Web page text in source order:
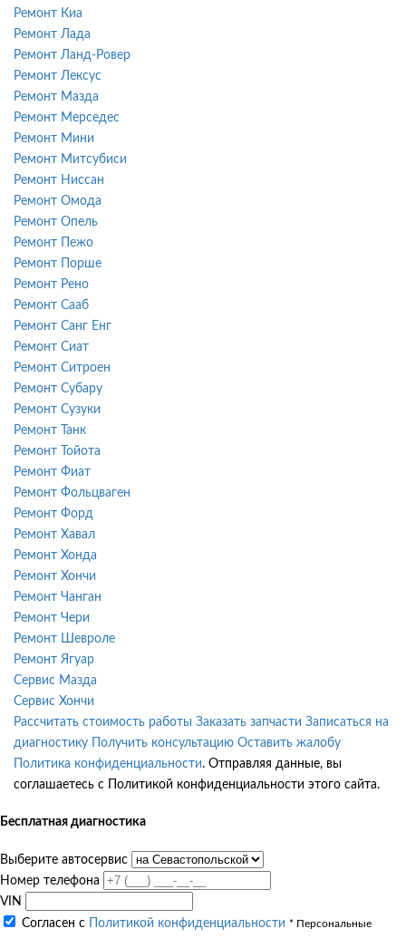
Ремонт Киа
Ремонт Лада
Ремонт Ланд-Ровер
Ремонт Лексус
Ремонт Мазда
Ремонт Мерседес
Ремонт Мини
Ремонт Митсубиси
Ремонт Ниссан
Ремонт Омода
Ремонт Опель
Ремонт Пежо
Ремонт Порше
Ремонт Рено
Ремонт Сааб
Ремонт Санг Енг
Ремонт Сиат
Ремонт Ситроен
Ремонт Субару
Ремонт Сузуки
Ремонт Танк
Ремонт Тойота
Ремонт Фиат
Ремонт Фольцваген
Ремонт Форд
Ремонт Хавал
Ремонт Хонда
Ремонт Хончи
Ремонт Чанган
Ремонт Чери
Ремонт Шевроле
Ремонт Ягуар
Сервис Мазда
Сервис Хончи
Рассчитать стоимость работы Заказать запчасти Записаться на
диагностику
Получить консультацию Оставить жалобу
Политика конфиденциальности. Отправляя данные, вы
соглашаетесь с Политикой конфиденциальности этого сайта.
Бесплатная диагностика
Выберите автосервис
Номер телефона
VIN
Согласен с
Политикой конфиденциальности * Персональные